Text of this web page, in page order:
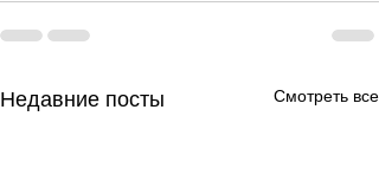
Недавние посты Смотреть все